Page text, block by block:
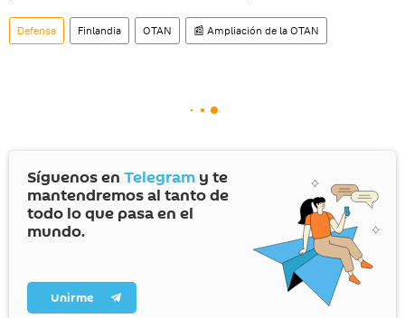
Defensa Finlandia OTAN 📰 Ampliación de la OTAN
Síguenos en Telegram y te
mantendremos al tanto de
todo lo que pasa en el
mundo.
Unirme